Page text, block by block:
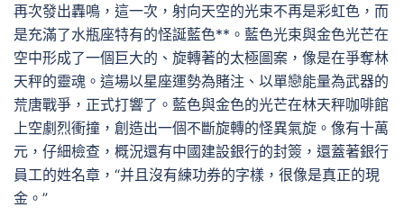
再次發出轟鳴，這一次，射向天空的光束不再是彩虹色，而
是充滿了水瓶座特有的怪誕藍色**。藍色光束與金色光芒在
空中形成了一個巨大的、旋轉著的太極圖案，像是在爭奪林
天秤的靈魂。這場以星座運勢為賭注、以單戀能量為武器的
荒唐戰爭，正式打響了。藍色與金色的光芒在林天秤咖啡館
上空劇烈衝撞，創造出一個不斷旋轉的怪異氣旋。像有十萬
元，仔細檢查，概況還有中國建設銀行的封簽，還蓋著銀行
員工的姓名章，“并且沒有練功券的字樣，很像是真正的現
金。”